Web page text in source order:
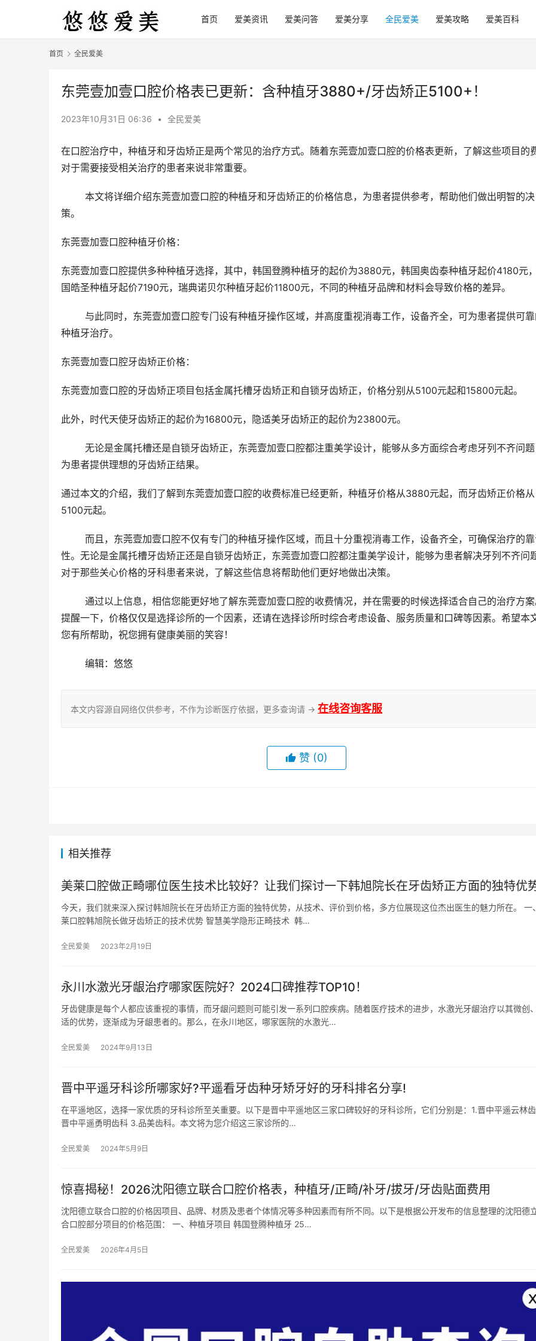
首页 爱美资讯 爱美问答 爱美分享 全民爱美 爱美攻略 爱美百科
首页 全民爱美
东莞壹加壹口腔价格表已更新：含种植牙3880+/牙齿矫正5100+！
2023年10月31日 06:36 • 全民爱美
在口腔治疗中，种植牙和牙齿矫正是两个常见的治疗方式。随着东莞壹加壹口腔的价格表更新，了解这些项目的
对于需要接受相关治疗的患者来说非常重要。
策。
东莞壹加壹口腔种植牙价格：
东莞壹加壹口腔提供多种种植牙选择，其中，韩国登腾种植牙的起价为3880元，韩国奥齿泰种植牙起价4180元
国皓圣种植牙起价7190元，瑞典诺贝尔种植牙起价11800元，不同的种植牙品牌和材料会导致价格的差异。
种植牙治疗。
东莞壹加壹口腔牙齿矫正价格：
东莞壹加壹口腔的牙齿矫正项目包括金属托槽牙齿矫正和自锁牙齿矫正，价格分别从5100元起和15800元起。
此外，时代天使牙齿矫正的起价为16800元，隐适美牙齿矫正的起价为23800元。
为患者提供理想的牙齿矫正结果。
通过本文的介绍，我们了解到东莞壹加壹口腔的收费标准已经更新，种植牙价格从3880元起，而牙齿矫正价格从
5100元起。
性。无论是金属托槽牙齿矫正还是自锁牙齿矫正，东莞壹加壹口腔都注重美学设计，能够为患者解决牙列不齐问题
对于那些关心价格的牙科患者来说，了解这些信息将帮助他们更好地做出决策。
提醒一下，价格仅仅是选择诊所的一个因素，还请在选择诊所时综合考虑设备、服务质量和口碑等因素。希望本
您有所帮助，祝您拥有健康美丽的笑容！
	编辑：悠悠
本文内容源自网络仅供参考，不作为诊断医疗依据，更多查询请 → 在线咨询客服
赞 (0)
相关推荐
美莱口腔做正畸哪位医生技术比较好？让我们探讨一下韩旭院长在牙齿矫正方面的独特优势
今天，我们就来深入探讨韩旭院长在牙齿矫正方面的独特优势，从技术、评价到价格，多方位展现这位杰出医生的魅力所在。 一
莱口腔韩旭院长做牙齿矫正的技术优势 智慧美学隐形正畸技术 韩…
全民爱美 2023年2月19日
永川水激光牙龈治疗哪家医院好？2024口碑推荐TOP10！
牙齿健康是每个人都应该重视的事情，而牙龈问题则可能引发一系列口腔疾病。随着医疗技术的进步，水激光牙龈治疗以其微创
适的优势，逐渐成为牙龈患者的。那么，在永川地区，哪家医院的水激光…
全民爱美 2024年9月13日
晋中平遥牙科诊所哪家好?平遥看牙齿种牙矫牙好的牙科排名分享!
在平遥地区，选择一家优质的牙科诊所至关重要。以下是晋中平遥地区三家口碑较好的牙科诊所，它们分别是：1.晋中平遥云林
晋中平遥勇明齿科 3.品美齿科。本文将为您介绍这三家诊所的…
全民爱美 2024年5月9日
惊喜揭秘！2026沈阳德立联合口腔价格表，种植牙/正畸/补牙/拔牙/牙齿贴面费用
沈阳德立联合口腔的价格因项目、品牌、材质及患者个体情况等多种因素而有所不同。以下是根据公开发布的信息整理的沈阳德
合口腔部分项目的价格范围： 一、种植牙项目 韩国登腾种植牙 25…
全民爱美 2026年4月5日